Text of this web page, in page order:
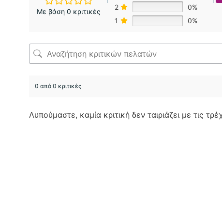
Με βάση 0 κριτικές
2
0%
1
0%
0 από 0 κριτικές
Λυπούμαστε, καμία κριτική δεν ταιριάζει με τις